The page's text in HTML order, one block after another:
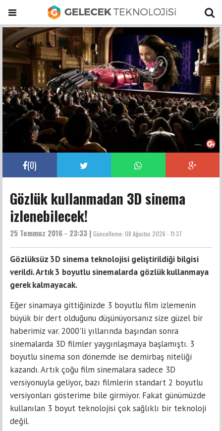
(0)
Gözlük kullanmadan 3D sinema
izlenebilecek!
25 Temmuz 2016 - 23:33 | Güncelleme: 08 Ağustos 2026 - 11:37
Gözlüksüz 3D sinema teknolojisi geliştirildiği bilgisi
verildi. Artık 3 boyutlu sinemalarda gözlük kullanmaya
gerek kalmayacak.
Eğer sinamaya gittiğinizde 3 boyutlu film izlemenin
büyük bir dert olduğunu düşünüyorsanız size güzel bir
haberimiz var. 2000'li yıllarında başından sonra
sinemalarda 3D filmler yaygınlaşmaya başlamıştı. 3
boyutlu sinema son dönemde ise demirbaş niteliği
kazandı. Artık çoğu film sinemalara sadece 3D
versiyonuyla geliyor, bazı filmlerin standart 2 boyutlu
versiyonları gösterime bile girmiyor. Fakat günümüzde
kullanılan 3 boyut teknolojisi çok sağlıklı bir teknoloji
değil.